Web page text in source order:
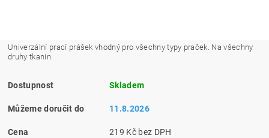
Univerzální prací prášek vhodný pro všechny typy praček. Na všechny
druhy tkanin.
Dostupnost Skladem
Můžeme doručit do 11.8.2026
Cena 219 Kč bez DPH